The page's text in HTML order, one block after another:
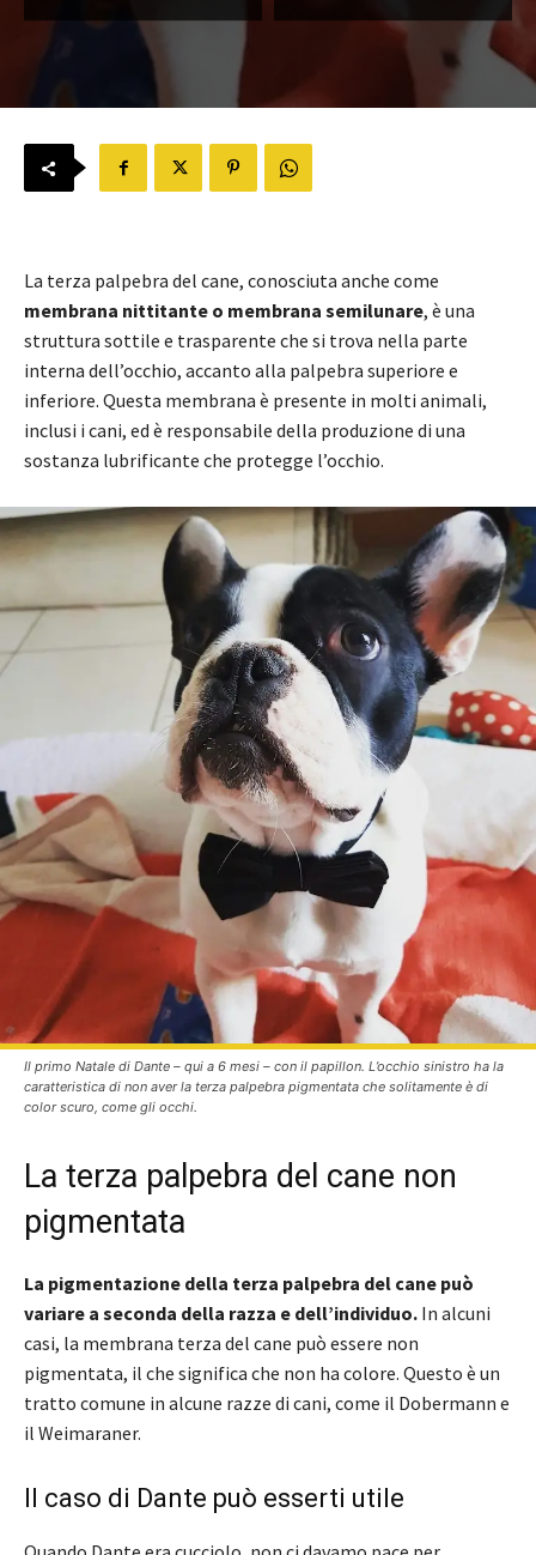
La terza palpebra del cane, conosciuta anche come
membrana nittitante o membrana semilunare, è una
struttura sottile e trasparente che si trova nella parte
interna dell’occhio, accanto alla palpebra superiore e
inferiore. Questa membrana è presente in molti animali,
inclusi i cani, ed è responsabile della produzione di una
sostanza lubrificante che protegge l’occhio.
Il primo Natale di Dante – qui a 6 mesi – con il papillon. L’occhio sinistro ha la
caratteristica di non aver la terza palpebra pigmentata che solitamente è di
color scuro, come gli occhi.
La terza palpebra del cane non
pigmentata
La pigmentazione della terza palpebra del cane può
variare a seconda della razza e dell’individuo. In alcuni
casi, la membrana terza del cane può essere non
pigmentata, il che significa che non ha colore. Questo è un
tratto comune in alcune razze di cani, come il Dobermann e
il Weimaraner.
Il caso di Dante può esserti utile